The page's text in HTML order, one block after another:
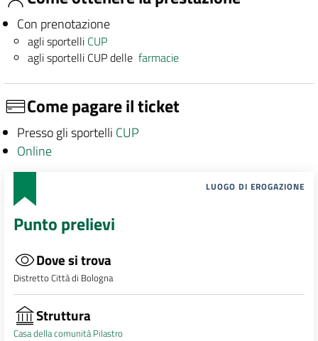
Con prenotazione
agli sportelli CUP
agli sportelli CUP dellefarmacie
Come pagare il ticket
Presso gli sportelli CUP
Online
LUOGO DI EROGAZIONE
Punto prelievi
Dove si trova
Distretto Città di Bologna
Struttura
Casa della comunità Pilastro